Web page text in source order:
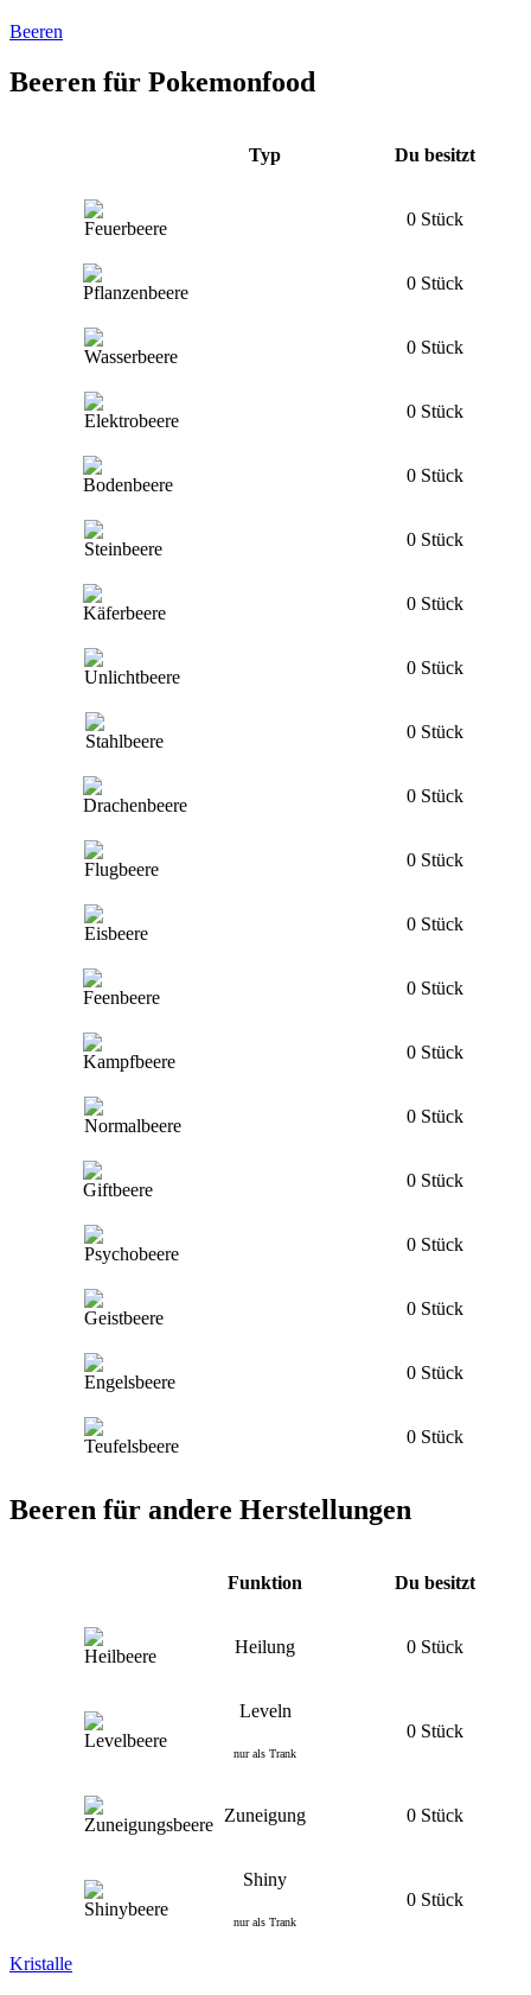
Beeren
Beeren für Pokemonfood
Typ Du besitzt
0 Stück
0 Stück
0 Stück
0 Stück
0 Stück
0 Stück
0 Stück
0 Stück
0 Stück
0 Stück
0 Stück
0 Stück
0 Stück
0 Stück
0 Stück
0 Stück
0 Stück
0 Stück
0 Stück
0 Stück
Beeren für andere Herstellungen
Funktion Du besitzt
Heilung 0 Stück
Leveln
nur als Trank
0 Stück
Zuneigung 0 Stück
Shiny
nur als Trank
0 Stück
Kristalle